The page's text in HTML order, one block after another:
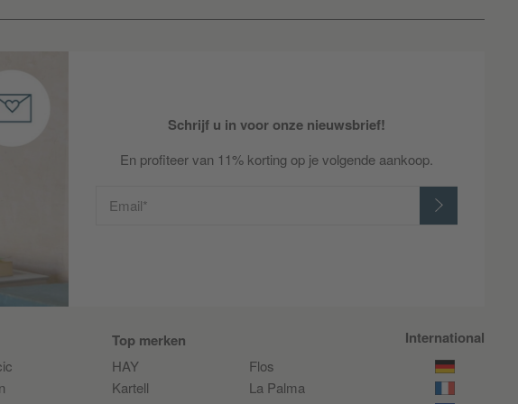
Schrijf u in voor onze nieuwsbrief!
En profiteer van 11% korting op je volgende aankoop.
Email*
Top merken
HAY
Kartell
Flos
La Palma
International